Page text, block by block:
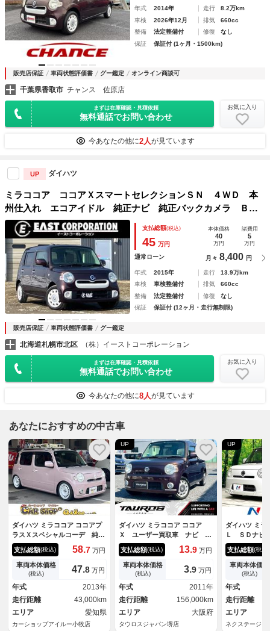
年式 2014年 走行
8.2万km
車検
2026年12月 排気
660cc
整備
法定整備付 修復
なし
保証
保証付 (1ヶ月・1500km)
販売店保証 車両状態評価書 グー鑑定 オンライン商談可
千葉県香取市 チャンス 佐原店
まずは在庫確認・見積依頼
無料通話でお問い合わせ
お気に入り
今あなたの他に2人が見ています
UP ダイハツ
ミラココア ココアＸスマートセレクションＳＮ ４ＷＤ 本
州仕入れ エコアイドル 純正ナビ 純正バックカメラ Ｂｌ
ｕｅｔｏｏｔｈ ＵＳＢポート ベンチシート フルフラット
シート オートエアコン スマートキー ＡＢＳ ヘッドライ
トレベライザー
支払総額(税込)
45 万円
本体価格
40
万円
諸費用
5
万円
通常ローン 月々 8,400 円
年式 2015年 走行
13.9万km
車検
車検整備付 排気
660cc
整備
法定整備付 修復
なし
保証
保証付 (12ヶ月・走行無制限)
販売店保証 車両状態評価書 グー鑑定
北海道札幌市北区 （株）イーストコーポレーション
まずは在庫確認・見積依頼
無料通話でお問い合わせ
お気に入り
今あなたの他に8人が見ています
あなたにおすすめの中古車
ダイハツ ミラココア ココアプ
ラスＸスペシャルコーデ 純正
キャリア／車高調ローダウン／
ＨＫＳマフラー／社外ホーン／
社外フロアマット／ＨＤＤナビ
／ＥＴＣ／スペアキー
支払総額(税込) 58.7 万円
車両本体価格
(税込) 47.8 万円
年式
2013年
走行距離
43,000km
エリア
愛知県
カーショップアイルー小牧店
UP
ダイハツ ミラココア ココア
Ｘ ユーザー買取車 ナビ Ｔ
Ｖ 純正１４インチアルミホイ
ール オートエアコン パワー
ウィンドウ パワーステアリン
グ エアバッグ
支払総額(税込) 13.9 万円
車両本体価格
(税込) 3.9 万円
年式
2011年
走行距離
156,000km
エリア
大阪府
タウロスジャパン堺店
UP
ダイハツ ミラ
Ｌ ＳＤナビ
調シート Ｅ
ンチアルミ
イドリング
ミラー ダイ
支払総額(税込)
車両本体価格
(税込)
年式
走行距離
エリア
ネクステージ